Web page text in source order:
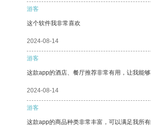
游客
这个软件我非常喜欢
2024-08-14
游客
这款app的酒店、餐厅推荐非常有用，让我能够
2024-08-14
游客
这款app的商品种类非常丰富，可以满足我所有